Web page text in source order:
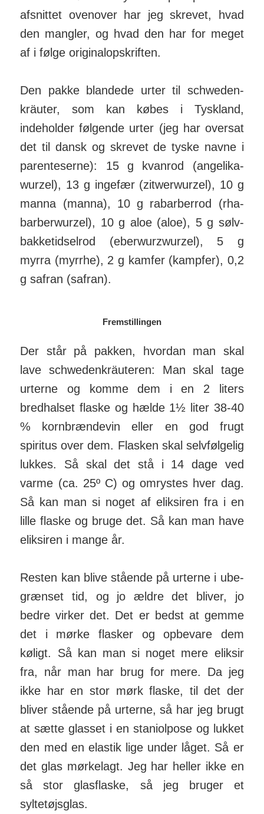
afsnittet ovenover har jeg skrevet, hvad
den mangler, og hvad den har for meget
af i følge ori­ginal­op­skrif­ten.
Den pakke blandede urter til schweden­
kräuter, som kan købes i Tyskland,
indeholder følgende urter (jeg har oversat
det til dansk og skrevet de tyske navne i
parenteserne): 15 g kvanrod (angelika­
wurzel), 13 g ingefær (zitwer­wurzel), 10 g
manna (manna), 10 g rabarberrod (rha­
bar­ber­wurzel), 10 g aloe (aloe), 5 g sølv-
bakke­tidsel­rod (eber­wurz­wurzel), 5 g
myrra (myrrhe), 2 g kamfer (kampfer), 0,2
g safran (safran).
Fremstillingen
Der står på pakken, hvordan man skal
lave schweden­kräuteren: Man skal tage
urterne og komme dem i en 2 liters
bredhalset flaske og hælde 1½ liter 38-40
% korn­brænde­vin eller en god frugt
spiritus over dem. Flasken skal selvfølgelig
lukkes. Så skal det stå i 14 dage ved
varme (ca. 25º C) og omrystes hver dag.
Så kan man si noget af eliksiren fra i en
lille flaske og bruge det. Så kan man have
eliksiren i mange år.
Resten kan blive stående på urterne i ube­
græn­set tid, og jo ældre det bliver, jo
bedre virker det. Det er bedst at gemme
det i mørke flasker og opbevare dem
køligt. Så kan man si noget mere eliksir
fra, når man har brug for mere. Da jeg
ikke har en stor mørk flaske, til det der
bliver stående på urterne, så har jeg brugt
at sætte glasset i en staniolpose og lukket
den med en elastik lige under låget. Så er
det glas mørkelagt. Jeg har heller ikke en
så stor glasflaske, så jeg bruger et
syltetøjsglas.